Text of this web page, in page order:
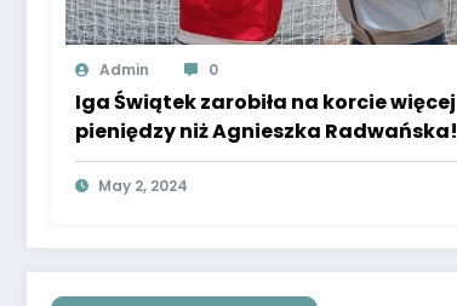
Admin 0
Iga Świątek zarobiła na korcie więcej
pieniędzy niż Agnieszka Radwańska!
Super Express donosi, że właśnie ją
wyprzedziła.
May 2, 2024